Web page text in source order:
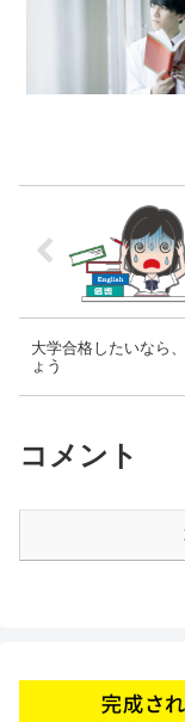
大学合格したいなら
ょう
コメント